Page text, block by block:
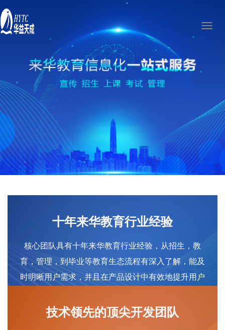
十年来华教育行业经验
核心团队具有十年来华教育行业经验，从招生，教
育，管理，到毕业等教育生态流程有深入了解，能及
时明晰用户需求，并且在产品设计中有效地提升用户
技术领先的顶尖开发团队